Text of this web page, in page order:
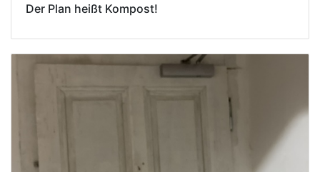
Der Plan heißt Kompost!